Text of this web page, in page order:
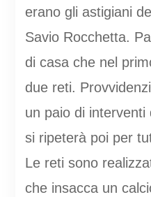
erano gli astigiani
Savio Rocchetta.
di casa che nel
due reti.
un paio di interventi
si ripeterà poi per
Le reti sono
che insacca un